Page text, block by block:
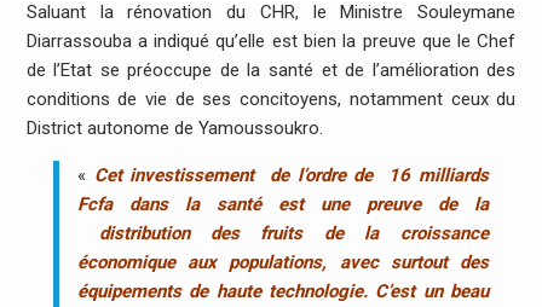
Saluant la rénovation du CHR, le Ministre Souleymane
Diarrassouba a indiqué qu’elle est bien la preuve que le Chef
de l’Etat se préoccupe de la santé et de l’amélioration des
conditions de vie de ses concitoyens, notamment ceux du
District autonome de Yamoussoukro.
« Cet investissement
de l’ordre de 16 milliards
Fcfa dans la santé est une preuve de la
distribution des fruits de la croissance
économique aux populations, avec surtout des
équipements de haute technologie. C’est un beau